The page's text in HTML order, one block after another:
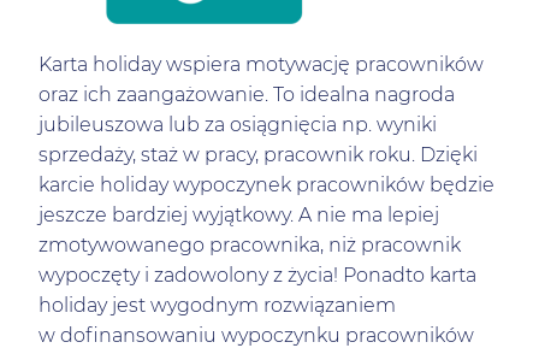
Karta holiday wspiera motywację pracowników
oraz ich zaangażowanie. To idealna nagroda
jubileuszowa lub za osiągnięcia np. wyniki
sprzedaży, staż w pracy, pracownik roku. Dzięki
karcie holiday wypoczynek pracowników będzie
jeszcze bardziej wyjątkowy. A nie ma lepiej
zmotywowanego pracownika, niż pracownik
wypoczęty i zadowolony z życia! Ponadto karta
holiday jest wygodnym rozwiązaniem
w dofinansowaniu wypoczynku pracowników